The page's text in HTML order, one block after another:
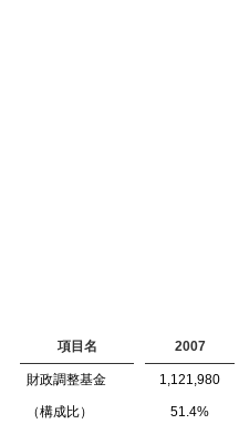
項目名 2007
財政調整基金 1,121,980
（構成比） 51.4%